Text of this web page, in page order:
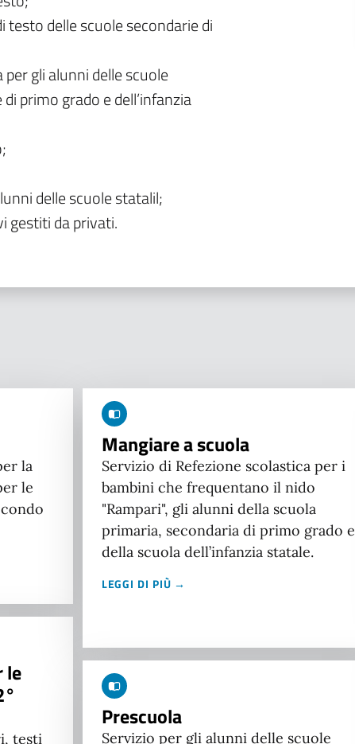
testo delle scuole secondarie di
gli alunni delle scuole
primo grado e dell’infanzia
delle scuole statalil;
gestiti da privati.
la
le
le
testi
Mangiare a scuola
Servizio di Refezione scolastica per i
bambini che frequentano il nido
"Rampari", gli alunni della scuola
primaria, secondaria di primo grado e
della scuola dell’infanzia statale.
LEGGI DI PIÙ →
Prescuola
Servizio per gli alunni delle scuole